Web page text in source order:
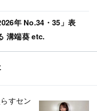
年 No.34・35」表
溝端葵 etc.
すセン